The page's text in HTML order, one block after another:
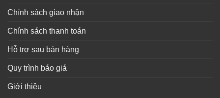
Chính sách giao nhận
Chính sách thanh toán
Hỗ trợ sau bán hàng
Quy trình báo giá
Giới thiệu